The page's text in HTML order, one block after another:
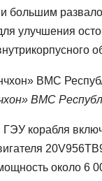
и большим
улучшения
ВМС
корабля
около 6